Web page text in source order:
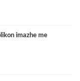
imazhe me